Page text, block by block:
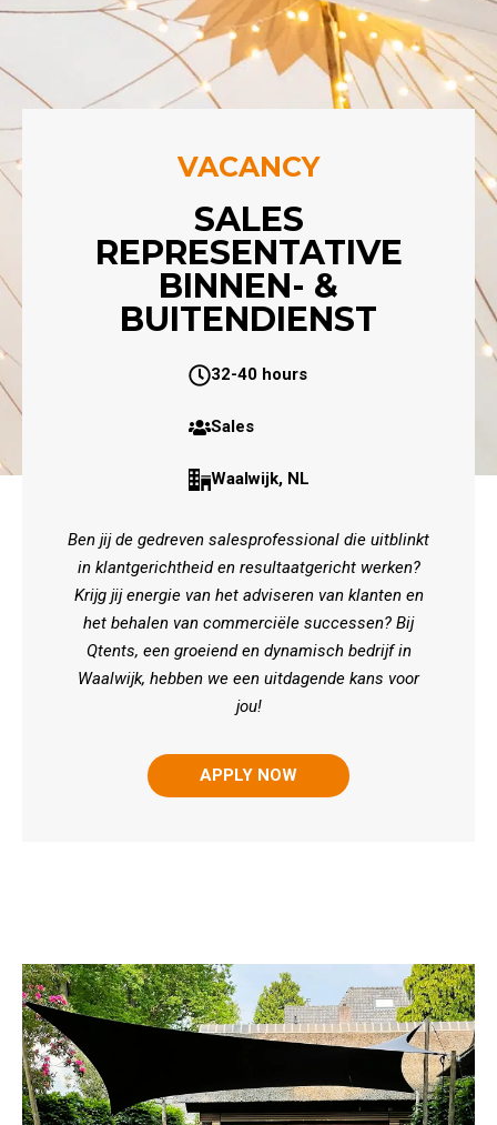
VACANCY
SALES
REPRESENTATIVE
BINNEN- &
BUITENDIENST
32-40 hours
Sales
Waalwijk, NL
Ben jij de gedreven salesprofessional die uitblinkt
in klantgerichtheid en resultaatgericht werken?
Krijg jij energie van het adviseren van klanten en
het behalen van commerciële successen? Bij
Qtents, een groeiend en dynamisch bedrijf in
Waalwijk, hebben we een uitdagende kans voor
jou!
APPLY NOW